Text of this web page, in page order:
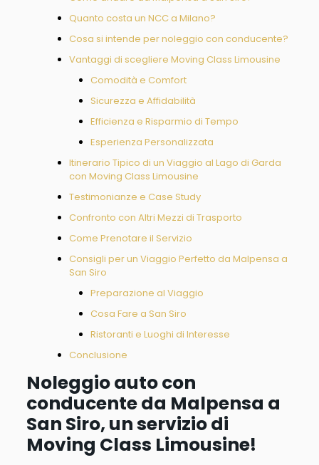
Quanto costa un NCC a Milano?
Cosa si intende per noleggio con conducente?
Vantaggi di scegliere Moving Class Limousine
Comodità e Comfort
Sicurezza e Affidabilità
Efficienza e Risparmio di Tempo
Esperienza Personalizzata
Itinerario Tipico di un Viaggio al Lago di Garda
con Moving Class Limousine
Testimonianze e Case Study
Confronto con Altri Mezzi di Trasporto
Come Prenotare il Servizio
Consigli per un Viaggio Perfetto da Malpensa a
San Siro
Preparazione al Viaggio
Cosa Fare a San Siro
Ristoranti e Luoghi di Interesse
Conclusione
Noleggio auto con
conducente da Malpensa a
San Siro, un servizio di
Moving Class Limousine!